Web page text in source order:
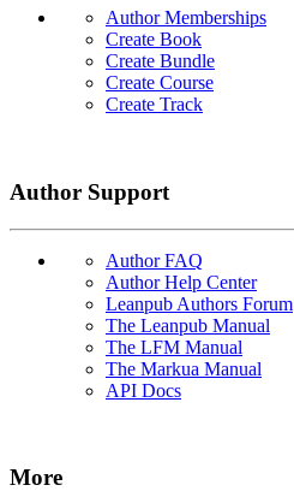
Author Memberships
Create Book
Create Bundle
Create Course
Create Track
Author Support
Author FAQ
Author Help Center
Leanpub Authors Forum
The Leanpub Manual
The LFM Manual
The Markua Manual
API Docs
More